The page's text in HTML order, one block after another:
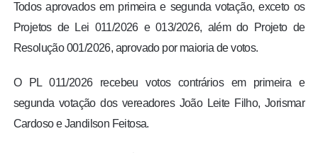
Todos aprovados em primeira e segunda votação, exceto os
Projetos de Lei 011/2026 e 013/2026, além do Projeto de
Resolução 001/2026, aprovado por maioria de votos.
O PL 011/2026 recebeu votos contrários em primeira e
segunda votação dos vereadores João Leite Filho, Jorismar
Cardoso e Jandilson Feitosa.